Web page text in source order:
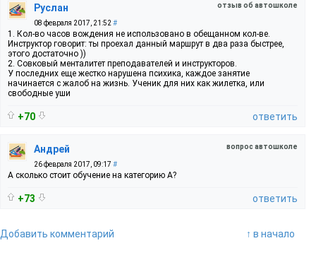
отзыв об автошколе
Руслан
08 февраля 2017, 21:52 #
1. Кол-во часов вождения не использовано в обещанном кол-ве.
Инструктор говорит: ты проехал данный маршрут в два раза быстрее,
этого достаточно ))
2. Совковый менталитет преподавателей и инструкторов.
У последних еще жестко нарушена психика, каждое занятие
начинается с жалоб на жизнь. Ученик для них как жилетка, или
свободные уши
+70 ответить
вопрос автошколе
Андрей
26 февраля 2017, 09:17 #
А сколько стоит обучение на категорию А?
+73 ответить
Добавить комментарий ↑ в начало